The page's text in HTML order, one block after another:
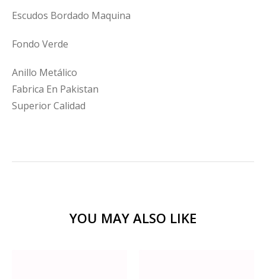
Escudos Bordado Maquina
Fondo Verde
Anillo Metálico
Fabrica En Pakistan
Superior Calidad
YOU MAY ALSO LIKE